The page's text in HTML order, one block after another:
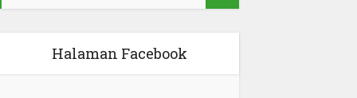
Halaman Facebook